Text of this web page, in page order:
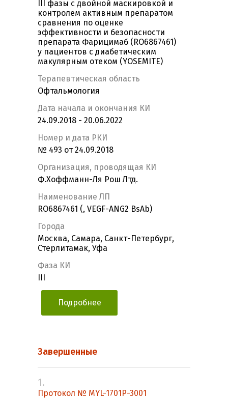
III фазы с двойной маскировкой и
контролем активным препаратом
сравнения по оценке
эффективности и безопасности
препарата Фарицимаб (RO6867461)
у пациентов с диабетическим
макулярным отеком (YOSEMITE)
Терапевтическая область
Офтальмология
Дата начала и окончания КИ
24.09.2018 - 20.06.2022
Номер и дата РКИ
№ 493 от 24.09.2018
Организация, проводящая КИ
Ф.Хоффманн-Ля Рош Лтд.
Наименование ЛП
RO6867461 (, VEGF-ANG2 BsAb)
Города
Москва, Самара, Санкт-Петербург,
Стерлитамак, Уфа
Фаза КИ
Подробнее
Завершенные
1.
Протокол № MYL-1701P-3001